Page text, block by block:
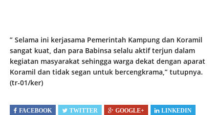
” Selama ini kerjasama Pemerintah Kampung dan Koramil
sangat kuat, dan para Babinsa selalu aktif terjun dalam
kegiatan masyarakat sehingga warga dekat dengan aparat
Koramil dan tidak segan untuk bercengkrama,” tutupnya.
(tr-01/ker)
FACEBOOK TWITTER GOOGLE+
LINKEDIN